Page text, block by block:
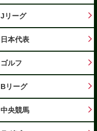
Jリーグ
日本代表
ゴルフ
Bリーグ
中央競馬